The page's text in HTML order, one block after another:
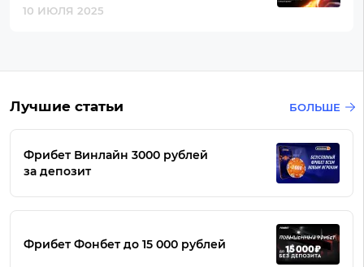
10 ИЮЛЯ 2025
Лучшие статьи БОЛЬШЕ
Фрибет Винлайн 3000 рублей
за депозит
Фрибет Фонбет до 15 000 рублей